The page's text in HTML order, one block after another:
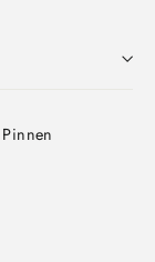
Pinnen